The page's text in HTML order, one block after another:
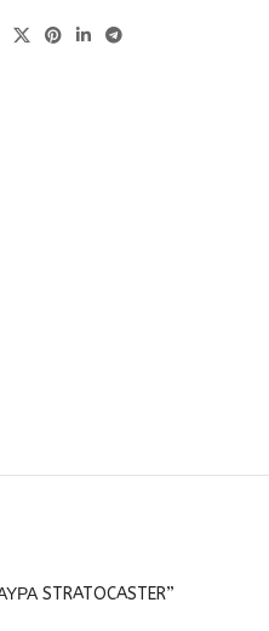
STRATOCASTER”